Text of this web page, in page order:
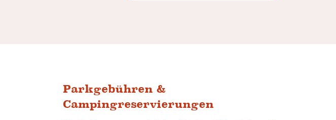
Parkgebühren &
Campingreservierungen